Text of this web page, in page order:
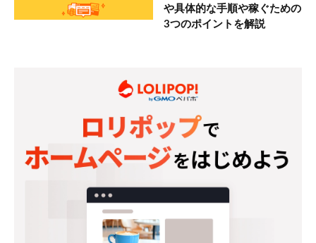
や具体的な手順や稼ぐための
3つのポイントを解説